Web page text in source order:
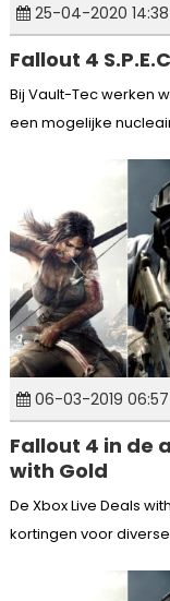
25-04-2020 14:38
Fallout 4
Bij Vault-Tec werken
een mogelijke
06-03-2019 06:57
Fallout 4 in de
with Gold
De Xbox Live Deals
kortingen voor